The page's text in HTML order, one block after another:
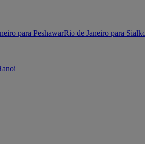
para PeshawarRio de Janeiro para